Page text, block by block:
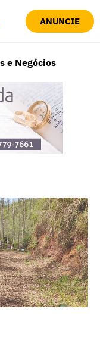
ANUNCIE
e Negócios